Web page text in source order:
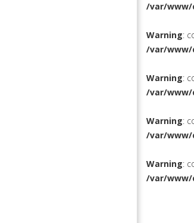
/var/
Warning:
/var/
Warning:
/var/
Warning:
/var/
Warning:
/var/